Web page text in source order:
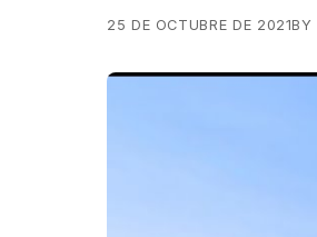
25 DE OCTUBRE DE 2021BY